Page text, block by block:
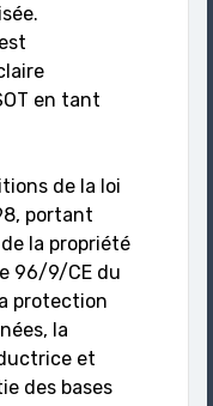
en tant
de la loi
portant
la propriété
96/9/CE du
protection
la
et
des bases